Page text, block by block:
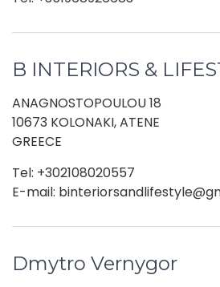
B INTERIORS &
ANAGNOSTOPOULOU 18
10673 KOLONAKI, ATENE
GREECE
Tel: +302108020557
E-mail:
Dmytro Vernygor